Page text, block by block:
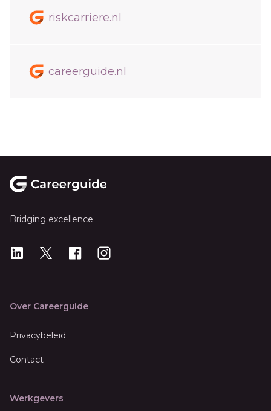
riskcarriere.nl
careerguide.nl
Bridging excellence
LinkedIn
X Instagram
Over Careerguide
Privacybeleid
Contact
Werkgevers